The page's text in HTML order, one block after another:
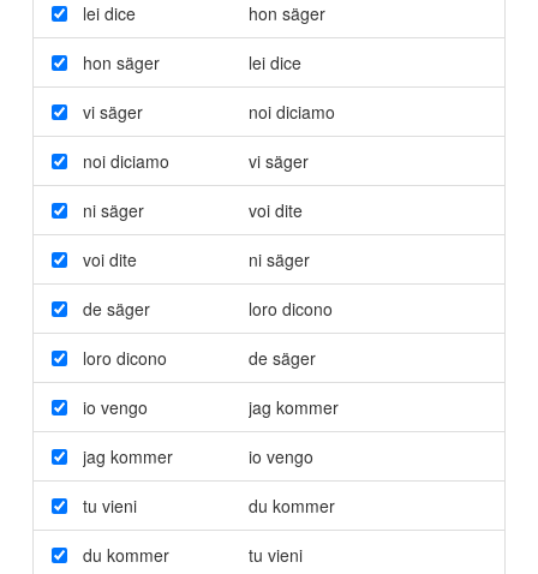
lei dice hon säger
hon säger lei dice
vi säger noi diciamo
noi diciamo vi säger
ni säger voi dite
voi dite ni säger
de säger loro dicono
loro dicono de säger
io vengo jag kommer
jag kommer io vengo
tu vieni du kommer
du kommer tu vieni